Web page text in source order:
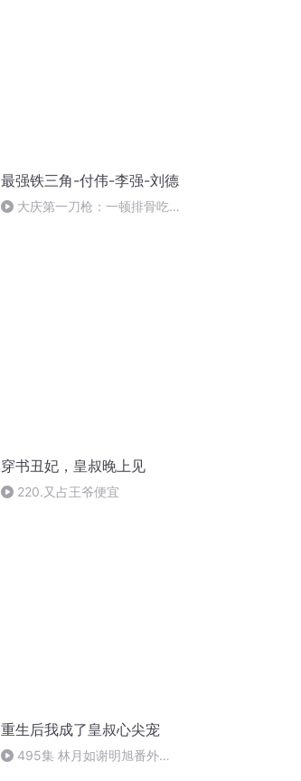
最强铁三角-付伟-李强-刘德
大庆第一刀枪：一顿排骨吃出
穿书丑妃，皇叔晚上见
220.又占王爷便宜
重生后我成了皇叔心尖宠
495集 林月如谢明旭番外